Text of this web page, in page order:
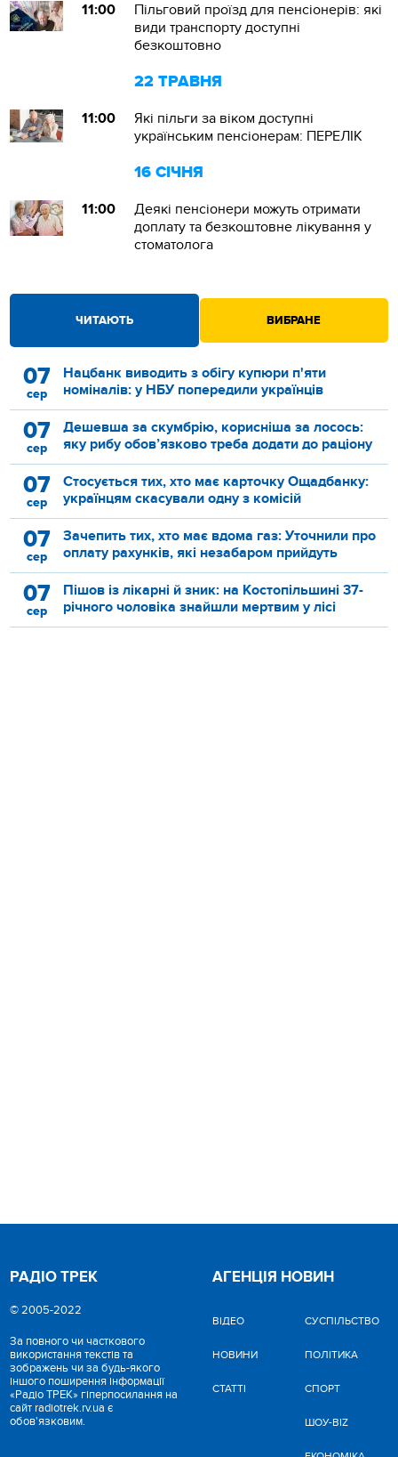
11:00
Пільговий проїзд для пенсіонерів: які
види транспорту доступні
безкоштовно
22 ТРАВНЯ
11:00
Які пільги за віком доступні
українським пенсіонерам: ПЕРЕЛІК
16 СІЧНЯ
11:00
Деякі пенсіонери можуть отримати
доплату та безкоштовне лікування у
стоматолога
ЧИТАЮТЬ ВИБРАНЕ
07
сер
Нацбанк виводить з обігу купюри п'яти
номіналів: у НБУ попередили українців
07
сер
Дешевша за скумбрію, корисніша за лосось:
яку рибу обов’язково треба додати до раціону
07
сер
Стосується тих, хто має карточку Ощадбанку:
українцям скасували одну з комісій
07
сер
Зачепить тих, хто має вдома газ: Уточнили про
оплату рахунків, які незабаром прийдуть
07
сер
Пішов із лікарні й зник: на Костопільшині 37-
річного чоловіка знайшли мертвим у лісі
РАДІО ТРЕК
© 2005-2022
За повного чи часткового
використання текстів та
зображень чи за будь-якого
іншого поширення інформації
«Радіо ТРЕК» гіперпосилання на
сайт radiotrek.rv.ua є
обов'язковим.
АГЕНЦІЯ НОВИН
ВІДЕО
НОВИНИ
СТАТТІ
CУСПІЛЬСТВО
ПОЛІТИКА
СПОРТ
ШОУ-BIZ